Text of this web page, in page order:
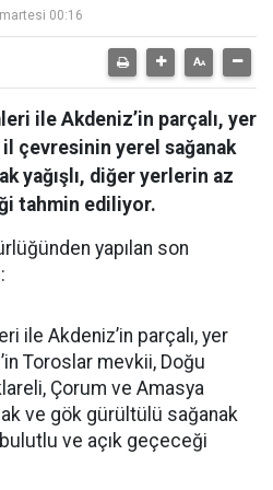
00:16
ile Akdeniz’in parçalı, yer
çevresinin yerel sağanak
yağışlı, diğer yerlerin az
tahmin ediliyor.
yapılan son
ile Akdeniz’in parçalı, yer
Toroslar mevkii, Doğu
Çorum ve Amasya
ve gök gürültülü sağanak
ve açık geçeceği